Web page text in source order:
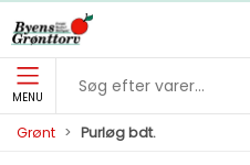
MENU
Grønt Purløg bdt.